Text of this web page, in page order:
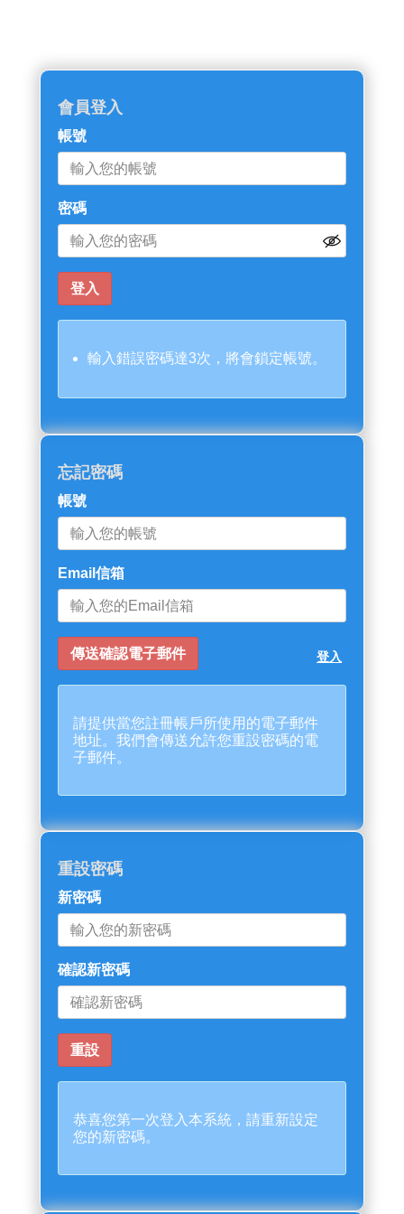
會員登入
帳號
密碼
輸入錯誤密碼達3次，將會鎖定帳號。
忘記密碼
帳號
Email信箱
登入
請提供當您註冊帳戶所使用的電子郵件
地址。我們會傳送允許您重設密碼的電
子郵件。
重設密碼
新密碼
確認新密碼
恭喜您第一次登入本系統，請重新設定
您的新密碼。